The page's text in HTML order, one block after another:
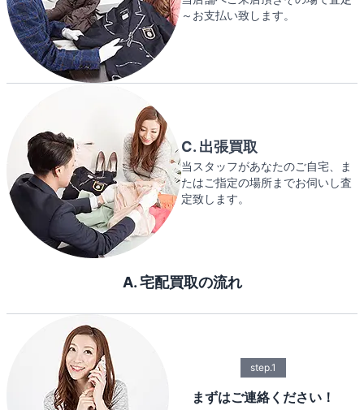
～お支払い致します。
C. 出張買取
当スタッフがあなたのご自宅、ま
たはご指定の場所までお伺いし査
定致します。
A. 宅配買取の流れ
step.1
まずはご連絡ください！